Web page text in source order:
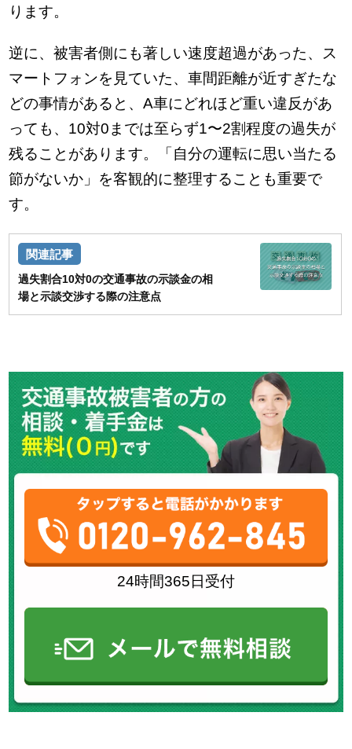
ります。
逆に、被害者側にも著しい速度超過があった、ス
マートフォンを見ていた、車間距離が近すぎたな
どの事情があると、A車にどれほど重い違反があ
っても、10対0までは至らず1〜2割程度の過失が
残ることがあります。「自分の運転に思い当たる
節がないか」を客観的に整理することも重要で
す。
過失割合10対0の交通事故の示談金の相
場と示談交渉する際の注意点
24時間365日受付